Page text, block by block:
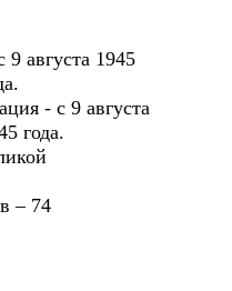
августа 1945
- с 9 августа
года.
– 74